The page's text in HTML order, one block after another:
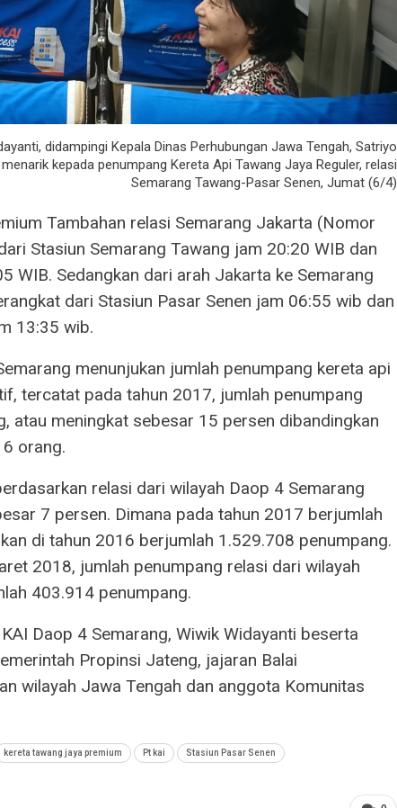
didampingi Kepala Dinas Perhubungan Jawa Tengah, Satriyo
kepada penumpang Kereta Api Tawang Jaya Reguler, relasi
Semarang Tawang-Pasar Senen, Jumat (6/4)
Tambahan relasi Semarang Jakarta (Nomor
Stasiun Semarang Tawang jam 20:20 WIB dan
WIB. Sedangkan dari arah Jakarta ke Semarang
dari Stasiun Pasar Senen jam 06:55 wib dan
13:35 wib.
menunjukan jumlah penumpang kereta api
tercatat pada tahun 2017, jumlah penumpang
atau meningkat sebesar 15 persen dibandingkan
orang.
relasi dari wilayah Daop 4 Semarang
7 persen. Dimana pada tahun 2017 berjumlah
di tahun 2016 berjumlah 1.529.708 penumpang.
2018, jumlah penumpang relasi dari wilayah
403.914 penumpang.
Daop 4 Semarang, Wiwik Widayanti beserta
Propinsi Jateng, jajaran Balai
wilayah Jawa Tengah dan anggota Komunitas
kereta tawang jaya premium Pt kai Stasiun Pasar Senen